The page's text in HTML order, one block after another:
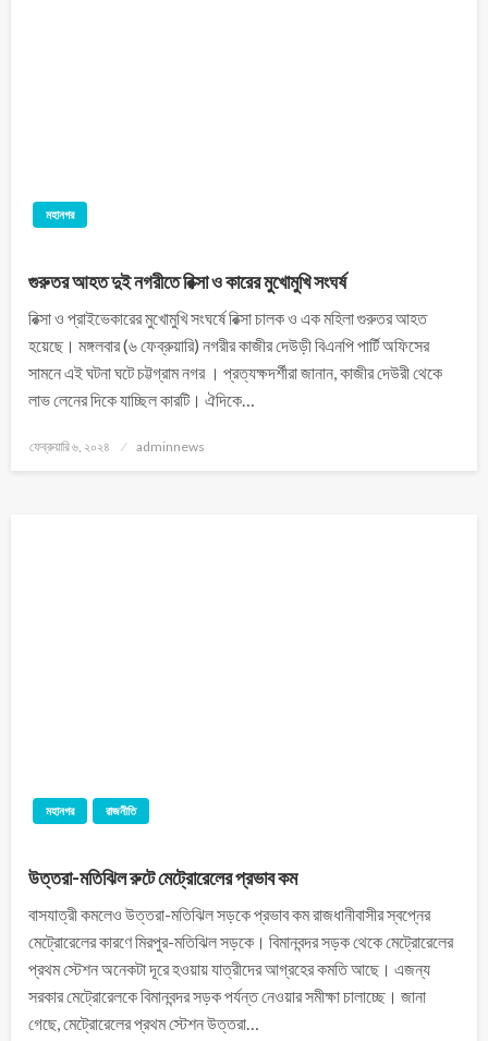
মহানগর
গুরুতর আহত দুই নগরীতে রিক্সা ও কারের মুখোমু‌খি সংঘর্ষ
রিক্সা ও প্রাইভেকারের মুখোমু‌খি সংঘর্ষে রিক্সা চালক ও এক মহিলা গুরুতর আহত
হয়েছে। মঙ্গলবার (৬ ফেব্রুয়ারি) নগরীর কাজীর দেউড়ী ‌বিএন‌পি পার্টি অফিসের
সামনে এই ঘটনা ঘটে চট্টগ্রাম নগর । প্রত্যক্ষদর্শীরা জানান, কাজীর দেউরী থেকে
লাভ লেনের দিকে যা‌চ্ছিল কার‌টি। ঐদিকে…
ফেব্রুয়ারি ৬, ২০২৪ adminnews
মহানগর রাজনীতি
উত্তরা-মতিঝিল রুটে মেট্রোরেলের প্রভাব কম
বাসযাত্রী কমলেও উত্তরা-মতিঝিল সড়কে প্রভাব কম রাজধানীবাসীর স্বপ্নের
মেট্রোরেলের কারণে মিরপুর-মতিঝিল সড়কে। বিমানবন্দর সড়ক থেকে মেট্রোরেলের
প্রথম স্টেশন অনেকটা দূরে হওয়ায় যাত্রীদের আগ্রহের কমতি আছে। এজন্য
সরকার মেট্রোরেলকে বিমানবন্দর সড়ক পর্যন্ত নেওয়ার সমীক্ষা চালাচ্ছে। জানা
গেছে, মেট্রোরেলের প্রথম স্টেশন উত্তরা…